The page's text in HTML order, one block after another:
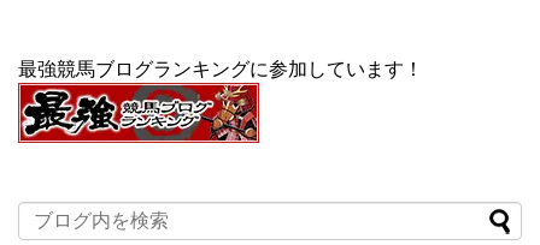
最強競馬ブログランキングに参加しています！